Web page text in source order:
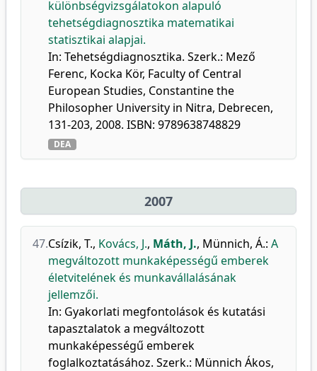
különbségvizsgálatokon alapuló
tehetségdiagnosztika matematikai
statisztikai alapjai.
In: Tehetségdiagnosztika. Szerk.: Mező
Ferenc, Kocka Kör, Faculty of Central
European Studies, Constantine the
Philosopher University in Nitra, Debrecen,
131-203, 2008. ISBN: 9789638748829
DEA
2007
47.Csízik, T., Kovács, J., Máth, J., Münnich, Á.: A
megváltozott munkaképességű emberek
életvitelének és munkavállalásának
jellemzői.
In: Gyakorlati megfontolások és kutatási
tapasztalatok a megváltozott
munkaképességű emberek
foglalkoztatásához. Szerk.: Münnich Ákos,